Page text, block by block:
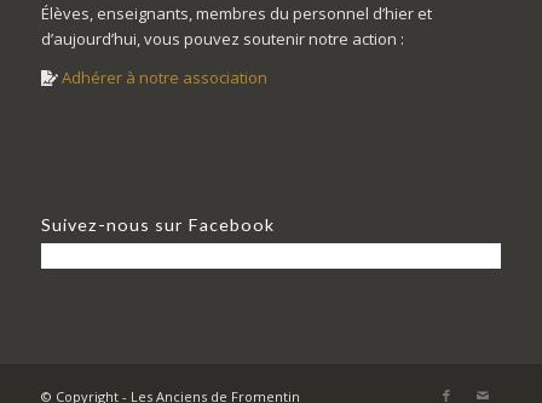
Élèves, enseignants, membres du personnel d’hier et
d’aujourd’hui, vous pouvez soutenir notre action :
Adhérer à notre association
Suivez-nous sur Facebook
© Copyright - Les Anciens de Fromentin